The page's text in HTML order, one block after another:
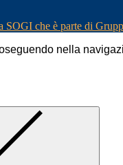
nella